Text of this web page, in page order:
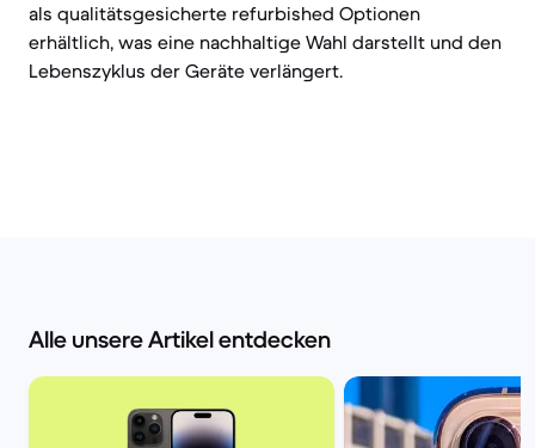
als qualitätsgesicherte refurbished Optionen
erhältlich, was eine nachhaltige Wahl darstellt und den
Lebenszyklus der Geräte verlängert.
Alle unsere Artikel entdecken